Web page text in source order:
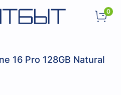
0
16 Pro 128GB Natural